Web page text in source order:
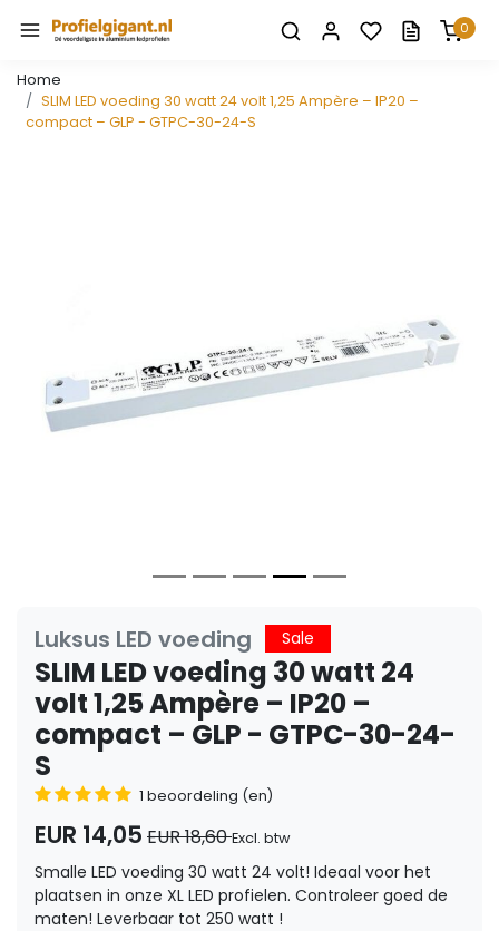
0
Home
SLIM LED voeding 30 watt 24 volt 1,25 Ampère – IP20 –
compact – GLP - GTPC-30-24-S
Vorige
Luksus LED voeding Sale
SLIM LED voeding 30 watt 24
volt 1,25 Ampère – IP20 –
compact – GLP - GTPC-30-24-
S
1 beoordeling (en)
EUR 14,05 EUR 18,60Excl. btw
Smalle LED voeding 30 watt 24 volt! Ideaal voor het
plaatsen in onze XL LED profielen. Controleer goed de
maten! Leverbaar tot 250 watt !